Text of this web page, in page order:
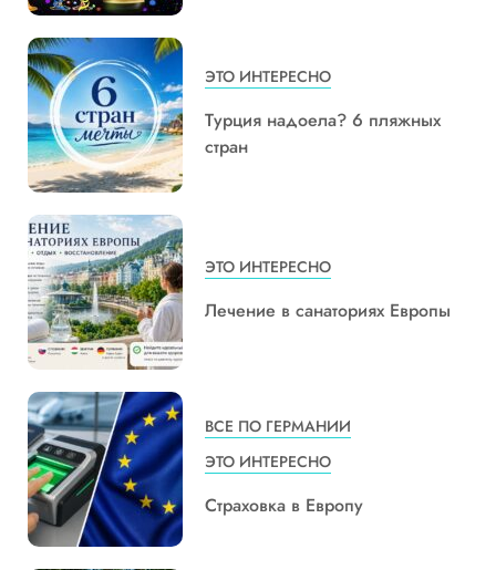
ЭТО ИНТЕРЕСНО
Турция надоела? 6 пляжных
стран
ЭТО ИНТЕРЕСНО
Лечение в санаториях Европы
ВСЕ ПО ГЕРМАНИИ
ЭТО ИНТЕРЕСНО
Страховка в Европу